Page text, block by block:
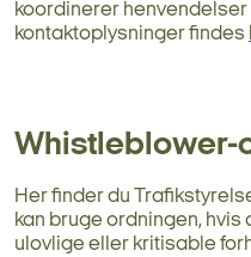
koordinerer
kontaktoplysninger findes
Whistleblower-
Her finder du
kan bruge ordningen,
ulovlige eller kritisable